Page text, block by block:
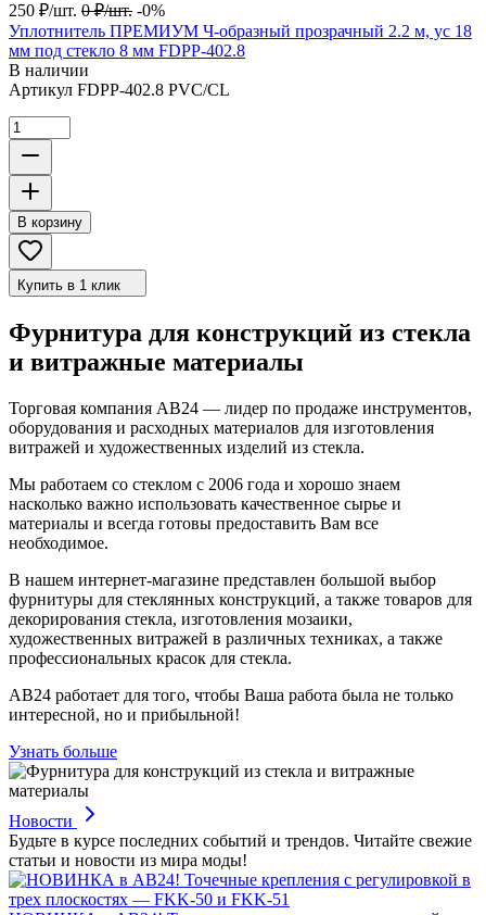
250 ₽/шт. 0 ₽/шт. -0%
Уплотнитель ПРЕМИУМ Ч-образный прозрачный 2.2 м, ус 18
мм под стекло 8 мм FDPP-402.8
В наличии
Артикул FDPP-402.8 PVC/CL
В корзину
Купить в 1 клик
Фурнитура для конструкций из стекла
и витражные материалы
Торговая компания АВ24 — лидер по продаже инструментов,
оборудования и расходных материалов для изготовления
витражей и художественных изделий из стекла.
Мы работаем со стеклом с 2006 года и хорошо знаем
насколько важно использовать качественное сырье и
материалы и всегда готовы предоставить Вам все
необходимое.
В нашем интернет-магазине представлен большой выбор
фурнитуры для стеклянных конструкций, а также товаров для
декорирования стекла, изготовления мозаики,
художественных витражей в различных техниках, а также
профессиональных красок для стекла.
АВ24 работает для того, чтобы Ваша работа была не только
интересной, но и прибыльной!
Узнать больше
Новости
Будьте в курсе последних событий и трендов. Читайте свежие
статьи и новости из мира моды!